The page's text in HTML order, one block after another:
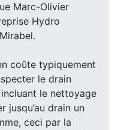
Marc-Olivier
Hydro
coûte typiquement
le drain
le nettoyage
jusqu’au drain un
ceci par la